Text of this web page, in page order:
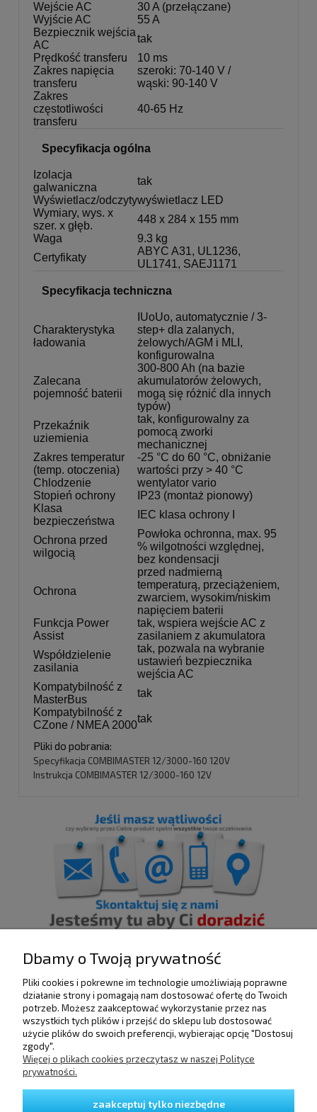
Wejście AC
30 A (przełączane)
Wyjście AC
55 A
Bezpiecznik wejścia
AC
tak
Prędkość transferu
10 ms
Zakres napięcia
transferu
szeroki: 70-140 V /
wąski: 90-140 V
Zakres
częstotliwości
transferu
40-65 Hz
Specyfikacja ogólna
Izolacja
galwaniczna
tak
Wyświetlacz/odczytywyświetlacz LED
Wymiary, wys. x
szer. x głęb.
448 x 284 x 155 mm
Waga
9.3 kg
Certyfikaty
ABYC A31, UL1236,
UL1741, SAEJ1171
Specyfikacja techniczna
Charakterystyka
ładowania
IUoUo, automatycznie / 3-
step+ dla zalanych,
żelowych/AGM i MLI,
konfigurowalna
Zalecana
pojemność baterii
300-800 Ah (na bazie
akumulatorów żelowych,
mogą się różnić dla innych
typów)
Przekaźnik
uziemienia
tak, konfigurowalny za
pomocą zworki
mechanicznej
Zakres temperatur
(temp. otoczenia)
-25 °C do 60 °C, obniżanie
wartości przy > 40 °C
Chlodzenie
wentylator vario
Stopień ochrony
IP23 (montaż pionowy)
Klasa
bezpieczeństwa
IEC klasa ochrony I
Ochrona przed
wilgocią
Powłoka ochronna, max. 95
% wilgotności względnej,
bez kondensacji
Ochrona
przed nadmierną
temperaturą, przeciążeniem,
zwarciem, wysokim/niskim
napięciem baterii
Funkcja Power
Assist
tak, wspiera wejście AC z
zasilaniem z akumulatora
Współdzielenie
zasilania
tak, pozwala na wybranie
ustawień bezpiecznika
wejścia AC
Kompatybilność z
MasterBus
tak
Kompatybilność z
CZone / NMEA 2000
tak
Pliki do pobrania:
Specyfikacja COMBIMASTER 12/3000-160 120V
Instrukcja COMBIMASTER 12/3000-160 12V
POMOC
DOSTAWA I PŁATNOŚCI
Dbamy o Twoją prywatność
Pliki cookies i pokrewne im technologie umożliwiają poprawne
działanie strony i pomagają nam dostosować ofertę do Twoich
potrzeb. Możesz zaakceptować wykorzystanie przez nas
wszystkich tych plików i przejść do sklepu lub dostosować
użycie plików do swoich preferencji, wybierając opcję "Dostosuj
zgody".
Więcej o plikach cookies przeczytasz w naszej Polityce
prywatności.
zaakceptuj tylko niezbędne